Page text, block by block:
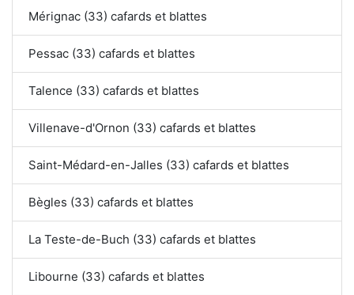
Mérignac (33) cafards et blattes
Pessac (33) cafards et blattes
Talence (33) cafards et blattes
Villenave-d'Ornon (33) cafards et blattes
Saint-Médard-en-Jalles (33) cafards et blattes
Bègles (33) cafards et blattes
La Teste-de-Buch (33) cafards et blattes
Libourne (33) cafards et blattes